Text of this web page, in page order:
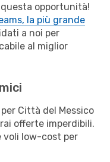
opportunità!
la più grande
a noi per
al miglior
Città del Messico
offerte imperdibili.
voli low-cost per